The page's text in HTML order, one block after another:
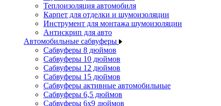
Теплоизоляция автомобиля
Карпет для отделки и шумоизоляции
Инструмент для монтажа шумоизоляции
Антискрип для авто
Автомобильные сабвуферы
Сабвуферы 8 дюймов
Сабвуферы 10 дюймов
Сабвуферы 12 дюймов
Сабвуферы 15 дюймов
Сабвуферы активные автомобильные
Сабвуферы 6,5 дюймов
Сабвуферы 6x9 дюймов